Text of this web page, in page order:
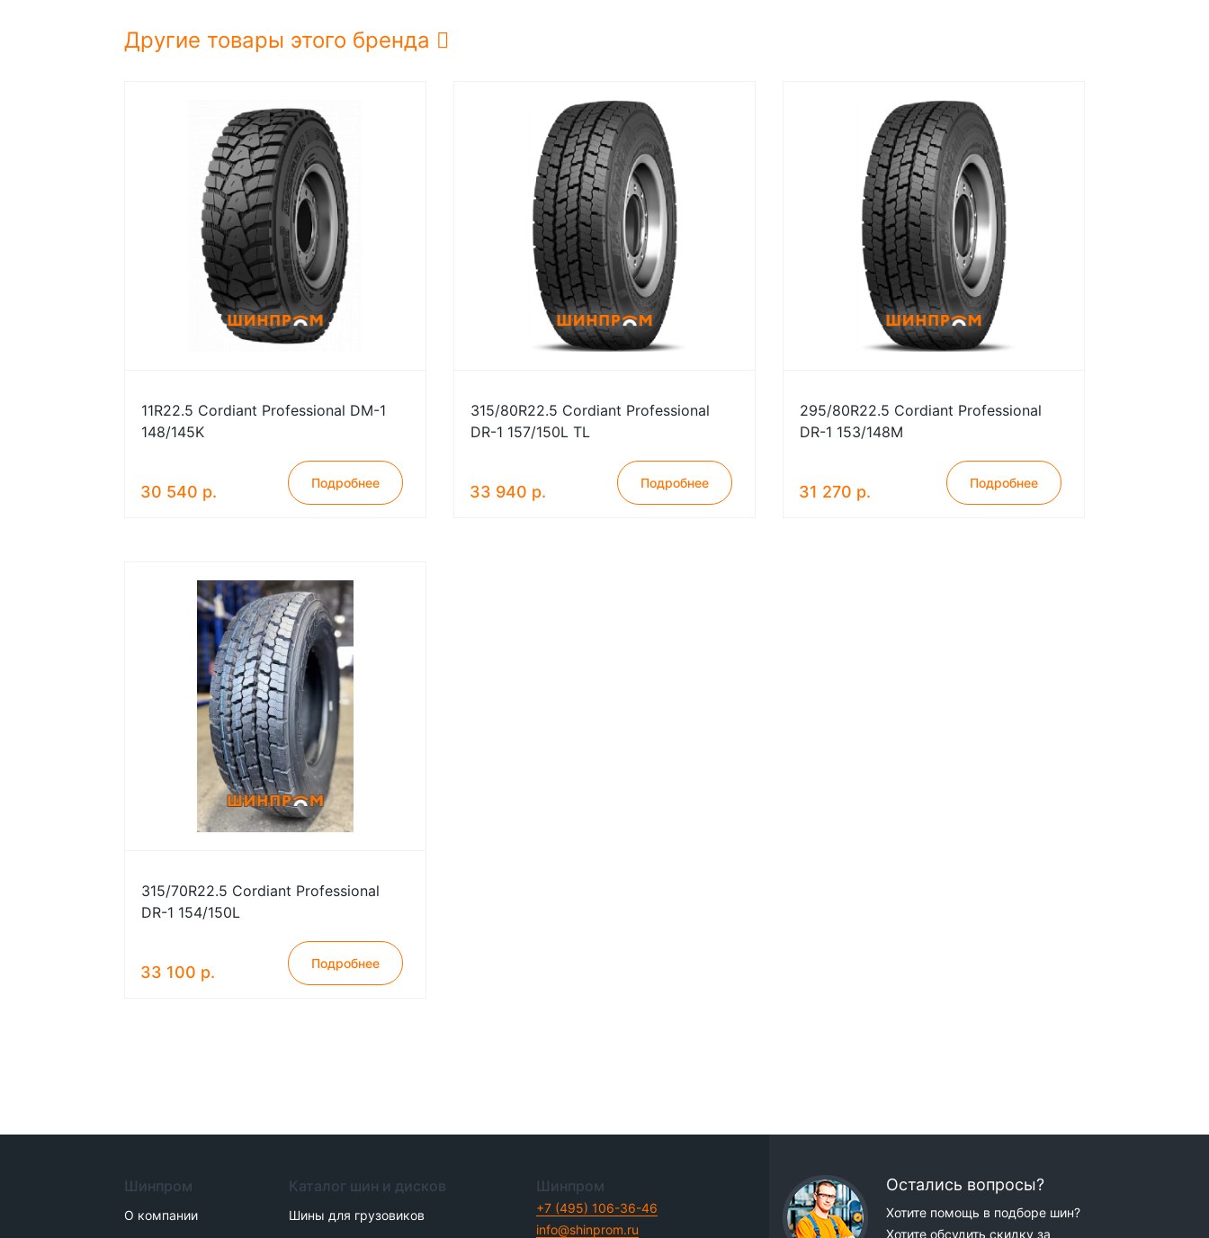
Другие товары этого бренда
11R22.5 Cordiant Professional DM-1
148/145K
30 540 р. Подробнее
315/80R22.5 Cordiant Professional
DR-1 157/150L TL
33 940 р. Подробнее
295/80R22.5 Cordiant Professional
DR-1 153/148M
31 270 р. Подробнее
315/70R22.5 Cordiant Professional
DR-1 154/150L
33 100 р. Подробнее
Шинпром
О компании
Каталог шин и дисков
Шины для грузовиков
Шинпром
+7 (495) 106-36-46
info@shinprom.ru
Остались вопросы?
Хотите помощь в подборе шин?
Хотите обсудить скидку за